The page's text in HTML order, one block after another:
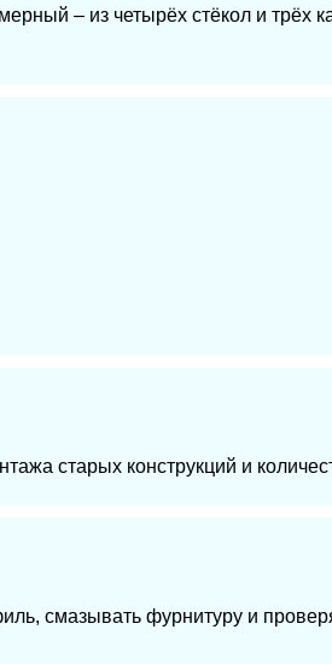
– из четырёх стёкол и
старых конструкций и
смазывать фурнитуру и